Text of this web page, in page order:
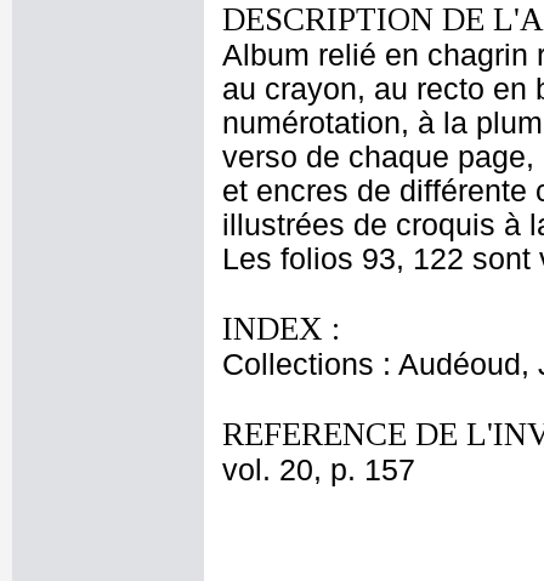
DESCRIPTION DE
Album relié en chagrin
au crayon, au recto en
numérotation, à la
verso de chaque
et encres de différente
illustrées de croquis à
Les folios 93, 122 sont
INDEX :
Collections : Audéoud,
REFERENCE DE
vol. 20, p. 157